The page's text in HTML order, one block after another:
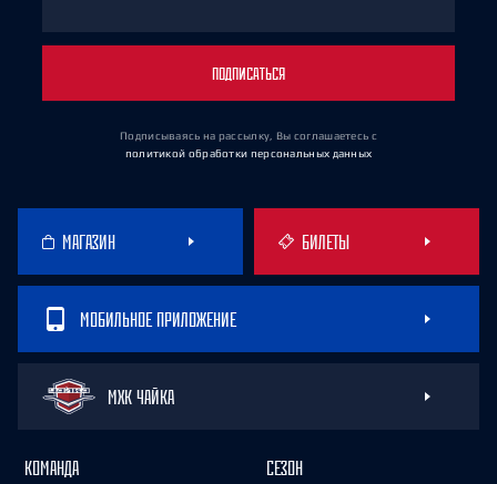
ПОДПИСАТЬСЯ
Подписываясь на рассылку, Вы соглашаетесь с
политикой обработки персональных данных
МАГАЗИН БИЛЕТЫ
МОБИЛЬНОЕ ПРИЛОЖЕНИЕ
МХК ЧАЙКА
КОМАНДА СЕЗОН